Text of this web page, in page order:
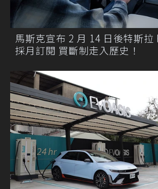
馬斯克宣布 2 月 14 日後特斯拉
採月訂閱 買斷制走入歷史！